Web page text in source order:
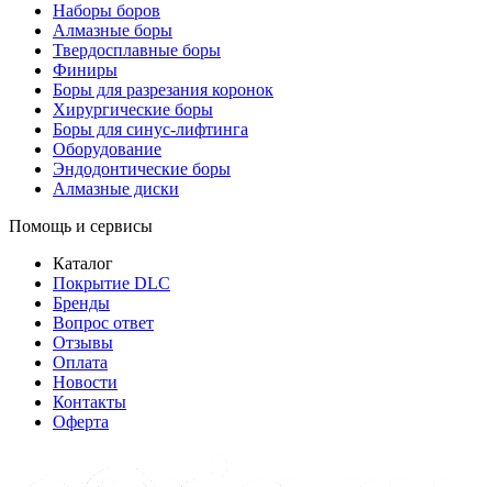
Наборы боров
Алмазные боры
Твердосплавные боры
Финиры
Боры для разрезания коронок
Хирургические боры
Боры для синус-лифтинга
Оборудование
Эндодонтические боры
Алмазные диски
Помощь и сервисы
Каталог
Покрытие DLC
Бренды
Вопрос ответ
Отзывы
Оплата
Новости
Контакты
Оферта